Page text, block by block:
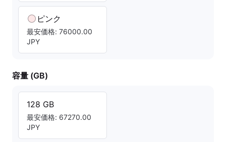
ピンク
最安価格: 76000.00
JPY
容量 (GB)
128 GB
最安価格: 67270.00
JPY